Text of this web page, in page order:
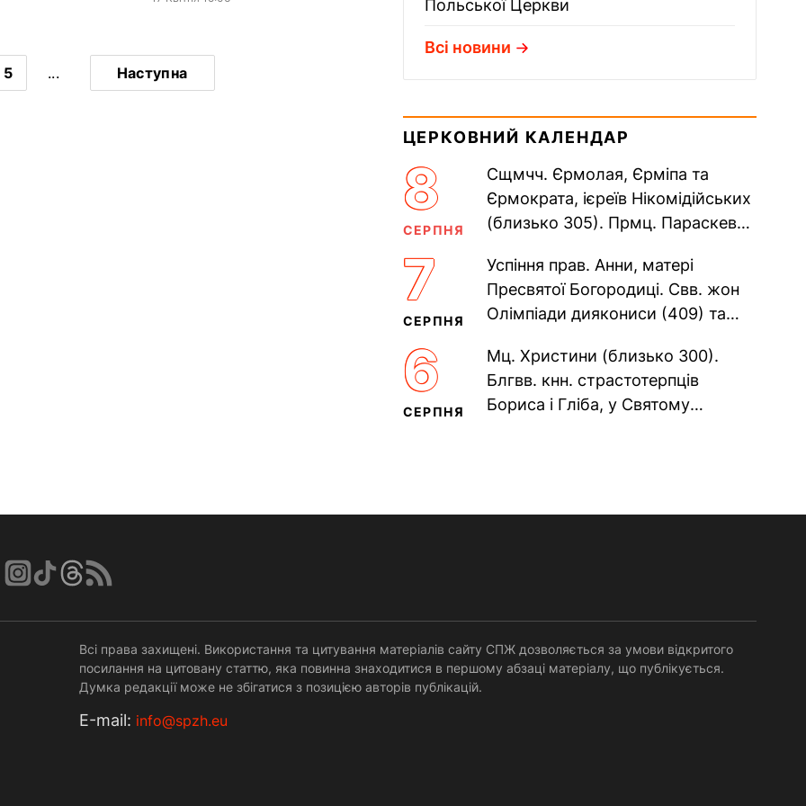
5 ... Наступна
Польської Церкви
Всі новини
ЦЕРКОВНИЙ КАЛЕНДАР
8
СЕРПНЯ
Сщмчч. Єрмолая, Єрміпа та
Єрмократа, ієреїв Нікомідійських
(близько 305). Прмц. Параскеви
Печерського, в Ближніх...
7
СЕРПНЯ
Успіння прав. Анни, матері
Пресвятої Богородиці. Свв. жон
Олімпіади диякониси (409) та
Пам’ять V Вселенського...
6
СЕРПНЯ
Мц. Христини (близько 300).
Блгвв. кнн. страстотерпців
Бориса і Гліба, у Святому
Всі права захищені. Використання та цитування матеріалів сайту СПЖ дозволяється за умови відкритого
посилання на цитовану статтю, яка повинна знаходитися в першому абзаці матеріалу, що публікується.
Думка редакції може не збігатися з позицією авторів публікацій.
Е-mail: info@spzh.eu